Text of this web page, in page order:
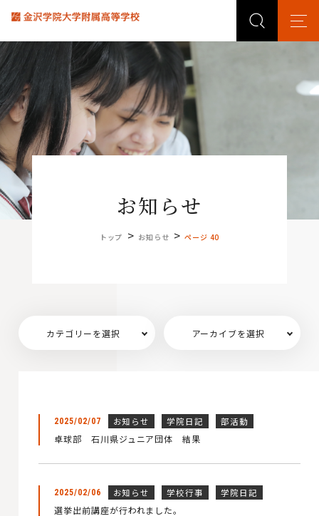
お知らせ
トップ > お知らせ > ページ 40
カテゴリーを選択 アーカイブを選択
2025/02/07 お知らせ 学院日記 部活動
卓球部 石川県ジュニア団体 結果
2025/02/06 お知らせ 学校行事 学院日記
選挙出前講座が行われました。